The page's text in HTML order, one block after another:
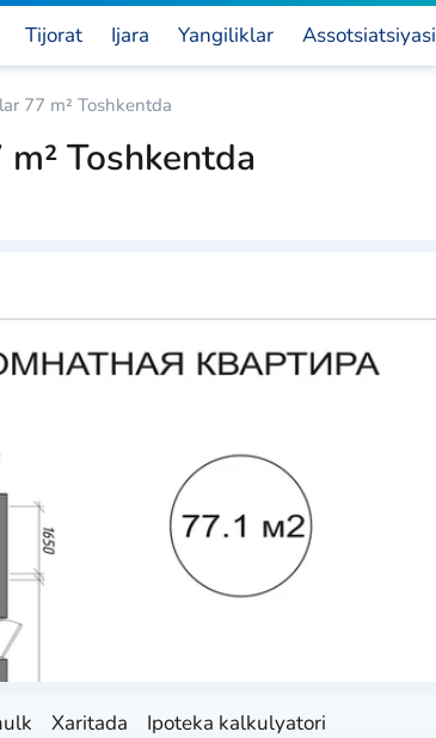
Tijorat Ijara Yangiliklar Assotsiatsiyasi
77 m² Toshkentda
Toshkentda
Xaritada Ipoteka kalkulyatori